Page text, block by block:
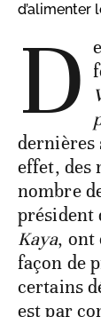
d’alimenter
D
dernières
effet, des
nombre
président
Kaya, ont
façon de
certains
est par